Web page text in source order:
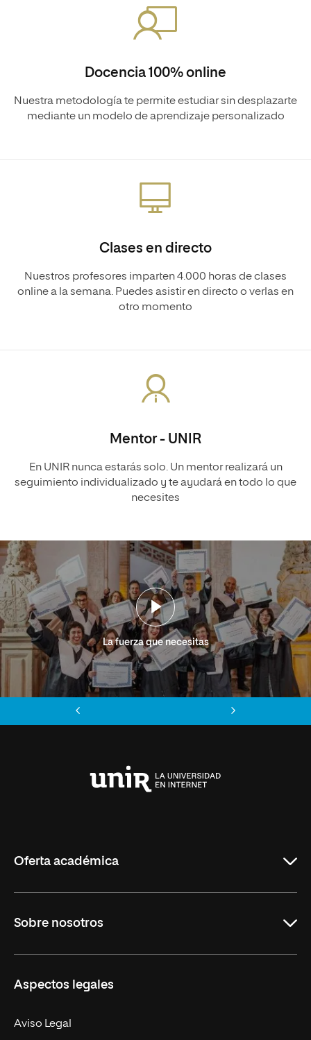
Docencia 100% online
Nuestra metodología te permite estudiar sin desplazarte
mediante un modelo de aprendizaje personalizado
Clases en directo
Nuestros profesores imparten 4.000 horas de clases
online a la semana. Puedes asistir en directo o verlas en
otro momento
Mentor - UNIR
En UNIR nunca estarás solo. Un mentor realizará un
seguimiento individualizado y te ayudará en todo lo que
necesites
La fuerza que necesitas
Oferta académica
Másteres Oficiales
Doctorados
Experto Universitario
Sobre nosotros
Facultades
Nuestro Equipo
Aspectos legales
Aviso Legal